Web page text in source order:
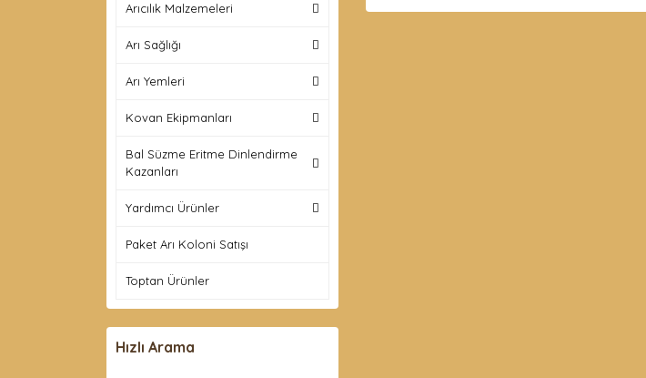
Arıcılık Malzemeleri
Arı Sağlığı
Arı Yemleri
Kovan Ekipmanları
Bal Süzme Eritme Dinlendirme
Kazanları
Yardımcı Ürünler
Paket Arı Koloni Satışı
Toptan Ürünler
Hızlı Arama